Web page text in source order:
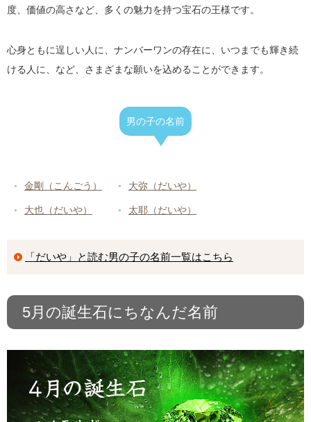
度、価値の高さなど、多くの魅力を持つ宝石の王様です。
心身ともに逞しい人に、ナンバーワンの存在に、いつまでも輝き続
ける人に、など、さまざまな願いを込めることができます。
男の子の名前
金剛（こんごう）
大也（だいや）
大弥（だいや）
太耶（だいや）
「だいや」と読む男の子の名前一覧はこちら
5月の誕生石にちなんだ名前